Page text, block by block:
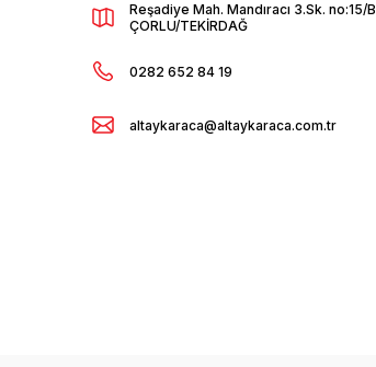
Reşadiye Mah. Mandıracı 3.Sk. no:15/B
ÇORLU/TEKİRDAĞ
0282 652 84 19
altaykaraca@altaykaraca.com.tr